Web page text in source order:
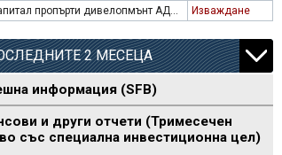
Интеркапитал пропърти дивелопмънт АДСИЦ Изваждане
2 МЕСЕЦА
информация (SFB)
и други отчети (Тримесечен
със специална инвестиционна цел)